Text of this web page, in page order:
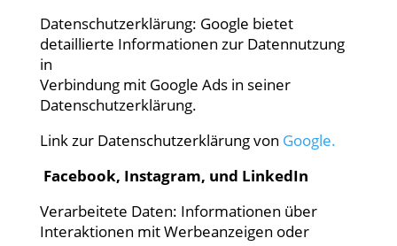
Datenschutzerklärung: Google bietet
detaillierte Informationen zur Datennutzung
in
Verbindung mit Google Ads in seiner
Datenschutzerklärung.
Link zur Datenschutzerklärung von Google.
Facebook, Instagram, und LinkedIn
Verarbeitete Daten: Informationen über
Interaktionen mit Werbeanzeigen oder